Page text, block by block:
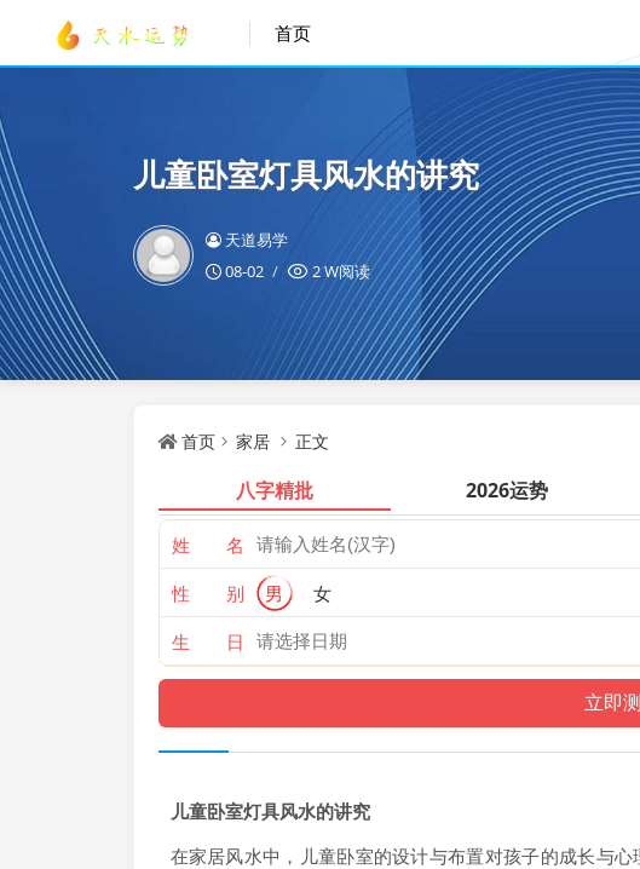
首页
儿童卧室灯具风水的讲究
天道易学
08-02
2 W阅读
首页 家居 正文
八字精批 2026运势
姓 名
性 别
男
女
生 日
儿童卧室灯具风水的讲究
在家居风水中，儿童卧室的设计与布置对孩子的成长与